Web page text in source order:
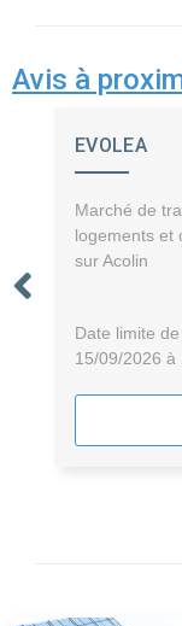
Avis à
EVOLEA
Marché de
logements et
sur Acolin
Date limite
15/09/2026 à